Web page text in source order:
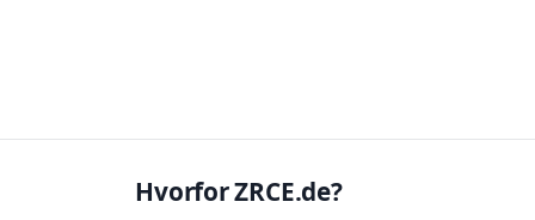
Hvorfor ZRCE.de?